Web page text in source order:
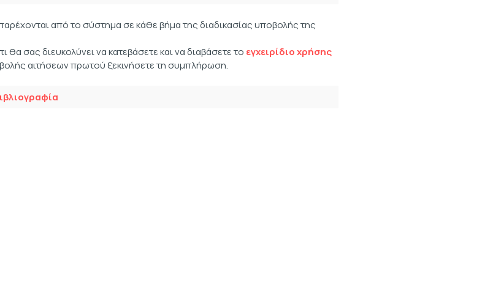
από το σύστημα σε κάθε βήμα της διαδικασίας υποβολής της
σας διευκολύνει να κατεβάσετε και να διαβάσετε το εγχειρίδιο χρήσης
αιτήσεων πρωτού ξεκινήσετε τη συμπλήρωση.